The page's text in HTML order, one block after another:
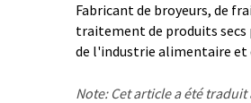
Fabricant de broyeurs, de
traitement de produits
de l'industrie alimentaire et
Note: Cet article a été